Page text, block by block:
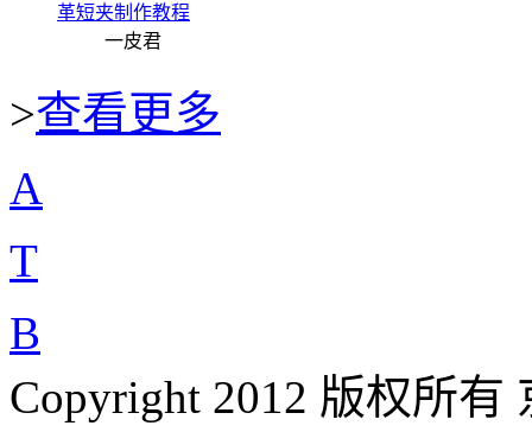
革短夹制作教程
一皮君
>查看更多
A
T
B
Copyright 2012 版权所有